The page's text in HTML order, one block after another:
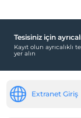
Tesisiniz için
Kayıt olun ayrıcalıklı
yer alın
Extranet Giriş